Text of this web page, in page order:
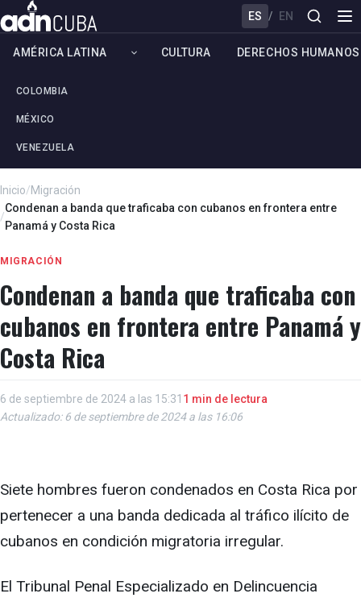
ES / EN
AMÉRICA LATINA
COLOMBIA
MÉXICO
VENEZUELA
CULTURA DERECHOS HUMANOS
Inicio/Migración
/
Condenan a banda que traficaba con cubanos en frontera entre
Panamá y Costa Rica
MIGRACIÓN
Condenan a banda que traficaba con
cubanos en frontera entre Panamá y
Costa Rica
6 de septiembre de 2024 a las 15:31 1 min de lectura
Actualizado: 6 de septiembre de 2024 a las 16:06
Siete hombres fueron condenados en Costa Rica por
pertenecer a una banda dedicada al tráfico ilícito de
cubanos en condición migratoria irregular.
El Tribunal Penal Especializado en Delincuencia